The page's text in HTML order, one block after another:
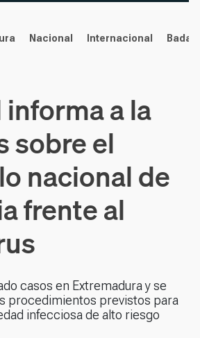
Nacional Internacional
a la
sobre el
nacional de
frente al
casos en Extremadura y se
procedimientos previstos para
infecciosa de alto riesgo